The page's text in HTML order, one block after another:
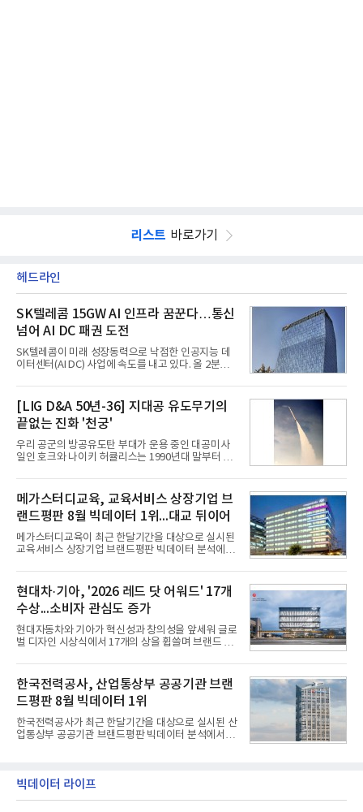
리스트 바로가기
헤드라인
SK텔레콤 15GW AI 인프라 꿈꾼다…통신
넘어 AI DC 패권 도전
SK텔레콤이 미래 성장동력으로 낙점한 인공지능 데
이터센터(AI DC) 사업에 속도를 내고 있다. 올 2분기
는 2035년까지 총 15GW(기가와트) 규모의 AI DC를
구축하겠다는 대형 청사진을 제시하면서다. 이에 따
라 경쟁 구도 역시 이동통신사인 KT, LG유플러스를
넘어 네이버, 삼성SDS 등 IT 인프라 기업으로 확장되
고 있다.7일 SK텔레콤에 따르면 회사는 올해 2분기
연결 기준 매출 4조 3591억원, 영업이익 5660억원을
기록했다. 매출은 전년 동기 대비 0.5%, 영업이익은
따른 기저효과가 실
[LIG D&A 50년-36] 지대공 유도무기의
끝없는 진화 '천궁'
우리 공군의 방공유도탄 부대가 운용 중인 대공미사
일인 호크와 나이키 허큘리스는 1990년대 말부터 성
기존 미사일체계를 대체할 중고도 및 중거리 대공미
사일을 개발하기로 결정했다.처음 KM-SAM 사업으로
불린 이 사업의 명칭은 호크(Iron Hawk, 철매)를 대체
한다는 의미에서 ‘철매Ⅱ’ 로 정해졌다. 철매Ⅱ 개발
사업은 미사일체계 완성 후인 2011년 ‘천궁(天弓)’으
로 다시 장비명이 바뀌었다. 17개 업체와 관련 기관이
참여한 가운데 LIG 넥스원은 탐색 개발에서 체계개발
인 천궁
메가스터디교육, 교육서비스 상장기업 브
랜드평판 8월 빅데이터 1위...대교 뒤이어
메가스터디교육이 최근 한달기간을 대상으로 실시된
교육서비스 상장기업 브랜드평판 빅데이터 분석에서
일 한국기업평판연구소(소장 구창환)는 국내 교육서
비스 상장기업 브랜드를 대상으로 지난 7월 7일부터
8월 7일까지 수집된 소비자 빅데이터 10,074,233건
을 분석한 결과, 메가스터디교육이 브랜드평판지수
1,710,926을 기록하며 8월 1위에 올랐다고 밝혔다.
분석에 활용된 빅데이터는 지난 7월(9,491,206건) 대
비 6.14% 증가한 수치로, 교육서비스 상장기업 브랜
디교육, 대교, 디지
현대차·기아, '2026 레드 닷 어워드' 17개
수상...소비자 관심도 증가
현대자동차와 기아가 혁신성과 창의성을 앞세워 글로
벌 디자인 시상식에서 17개의 상을 휩쓸며 브랜드 경
레드 닷 어워드: 브랜드 & 커뮤니케이션 디자인 부문
(Red Dot Design Award: Brand &
Communication Design)'에서 최우수상 2개, 본상
15개를 수상했다고 7일 밝혔다.'레드 닷 어워드'는 독
일 iF, 미국 IDEA와 함께 세계 3대 디자인 시상식으로
손꼽히는 세계 최대 규모의 디자인 공모전이다. 독일
노르트라인 베스트팔렌 디자인센터(Design
자인 콘셉트 각 부문에서 우수한
한국전력공사, 산업통상부 공공기관 브랜
드평판 8월 빅데이터 1위
한국전력공사가 최근 한달기간을 대상으로 실시된 산
업통상부 공공기관 브랜드평판 빅데이터 분석에서 1
지난 7월 7일부터 8월 7일까지 수집된 소비자 빅데이
빅데이터 라이프